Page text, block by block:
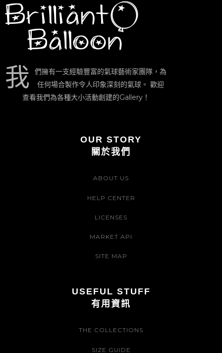
我
們擁有一支經驗豐富的氣球藝術家團隊，為
任何場合製作令人印象深刻的氣球。 歡迎
查看我們為各種大小活動創建的Gallery！
OUR STORY
關於我們
ABOUT US
HELP CENTER
LICENSES
MARKET API
SITE MAP
USEFUL STUFF
有用資訊
THE COLLECTIONS
SIZE GUIDE